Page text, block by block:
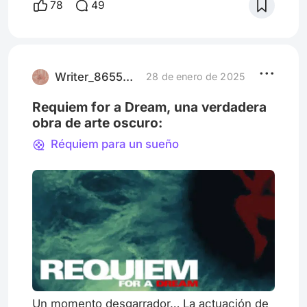
especialmente en Margaret Natalie Smith,
de Gryffindor en Hogwarts
78 49
Writer_8655245 28 de enero de 2025
Requiem for a Dream, una verdadera
obra de arte oscuro:
Réquiem para un sueño
Un momento desgarrador… La actuación de